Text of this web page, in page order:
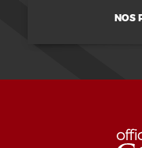
NOS